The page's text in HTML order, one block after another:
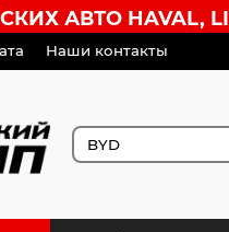
АВТО HAVAL,
Наши контакты